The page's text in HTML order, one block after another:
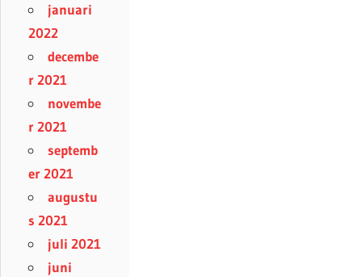
januari
2022
decembe
r 2021
novembe
r 2021
septemb
er 2021
augustu
s 2021
juli 2021
juni